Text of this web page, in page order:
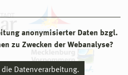
anonymisierter Daten bzgl.
zu Zwecken der Webanalyse?
die Datenverarbeitung.